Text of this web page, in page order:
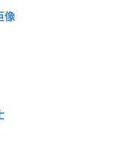
像